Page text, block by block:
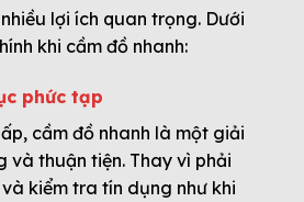
lợi ích quan trọng. Dưới
khi cầm đồ nhanh:
phức tạp
cầm đồ nhanh là một giải
và thuận tiện. Thay vì phải
kiểm tra tín dụng như khi